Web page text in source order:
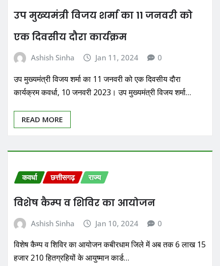
उप मुख्यमंत्री विजय शर्मा का 11 जनवरी को
एक दिवसीय दौरा कार्यक्रम
Ashish Sinha Jan 11, 2024 0
उप मुख्यमंत्री विजय शर्मा का 11 जनवरी को एक दिवसीय दौरा
कार्यक्रम कवर्धा, 10 जनवरी 2023। उप मुख्यमंत्री विजय शर्मा…
READ MORE
कवर्धा छत्तीसगढ़ राज्य
विशेष कैम्प व शिविर का आयोजन
Ashish Sinha Jan 10, 2024 0
विशेष कैम्प व शिविर का आयोजन कबीरधाम जिले में अब तक 6 लाख 15
हजार 210 हितग्रहियों के आयुष्मान कार्ड…